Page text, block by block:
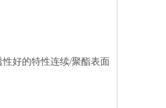
好的特性连续/聚酯表面